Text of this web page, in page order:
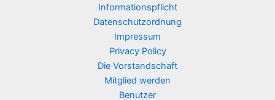
Informationspflicht
Datenschutzordnung
Impressum
Privacy Policy
Die Vorstandschaft
Mitglied werden
Benutzer